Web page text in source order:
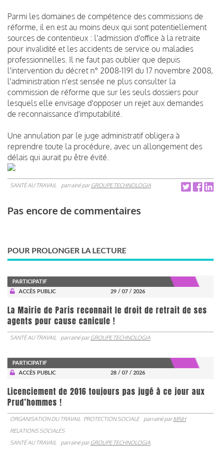
Parmi les domaines de compétence des commissions de
réforme, il en est au moins deux qui sont potentiellement
sources de contentieux : l'admission d'office à la retraite
pour invalidité et les accidents de service ou maladies
professionnelles. Il ne faut pas oublier que depuis
l'intervention du décret n° 2008-1191 du 17 novembre 2008,
l'administration n'est sensée ne plus consulter la
commission de réforme que sur les seuls dossiers pour
lesquels elle envisage d'opposer un rejet aux demandes
de reconnaissance d'imputabilité.
Une annulation par le juge administratif obligera à
reprendre toute la procédure, avec un allongement des
délais qui aurait pu être évité.
SANTÉ AU TRAVAIL parrainé parGROUPE TECHNOLOGIA
Pas encore de commentaires
POUR PROLONGER LA LECTURE
PARTICIPATIF
ACCÈS PUBLIC
29 / 07 / 2026
La Mairie de Paris reconnait le droit de retrait de ses
agents pour cause canicule !
SANTÉ AU TRAVAIL parrainé parGROUPE TECHNOLOGIA
PARTICIPATIF
ACCÈS PUBLIC
28 / 07 / 2026
Licenciement de 2016 toujours pas jugé à ce jour aux
Prud’hommes !
ORGANISATION DU TRAVAIL PROTECTION SOCIALE parrainé parMNH
RELATIONS SOCIALES
SANTÉ AU TRAVAIL
parrainé parGROUPE TECHNOLOGIA